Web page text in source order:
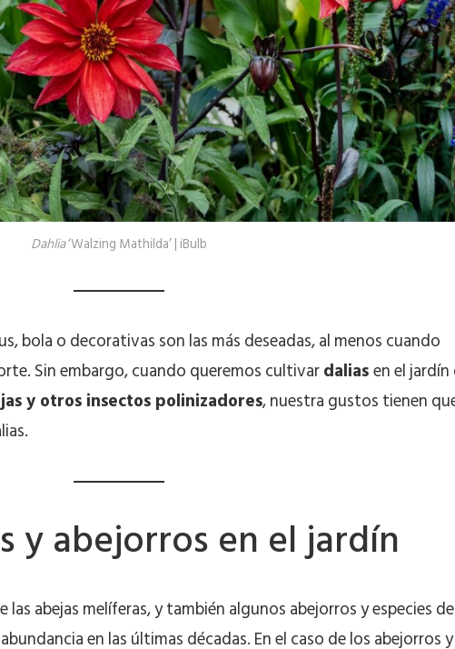
Dahlia‘Walzing Mathilda’ | iBulb
bola o decorativas son las más deseadas, al menos cuando
Sin embargo, cuando queremos cultivardaliasen el
y otros insectos polinizadores, nuestra gustos tienen
y abejorros en el jardín
abejas melíferas, y también algunos abejorros y especies de
en las últimas décadas. En el caso de los abejorros